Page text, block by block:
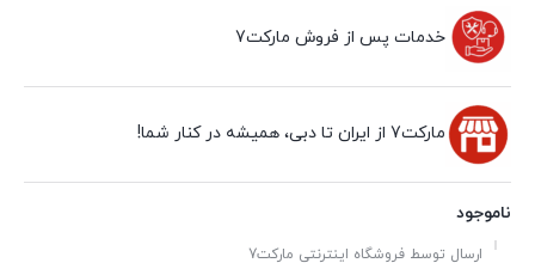
خدمات پس از فروش مارکت7
مارکت7 از ایران تا دبی، همیشه در کنار شما!
ناموجود
ارسال توسط فروشگاه اینترنتی مارکت7